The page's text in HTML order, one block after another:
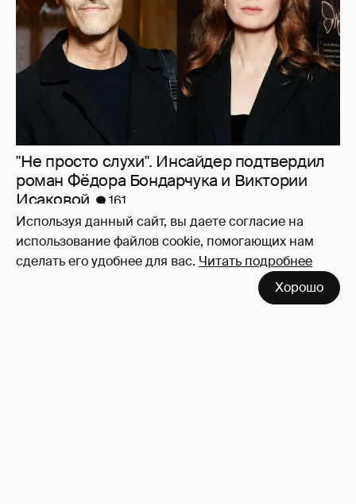
Используя данный сайт, вы даете согласие на
использование файлов cookie, помогающих нам
сделать его удобнее для вас. Читать подробнее
Хорошо
"Не просто слухи". Инсайдер подтвердил
роман Фёдора Бондарчука и Виктории
Исаковой
161